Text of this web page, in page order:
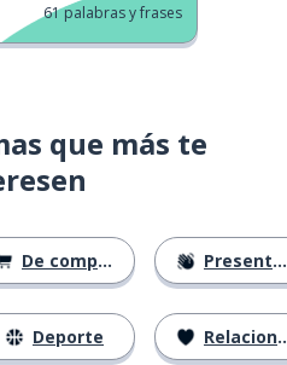
61palabras y frases
que más te
De compras
Deporte
Presentación
Relaciones